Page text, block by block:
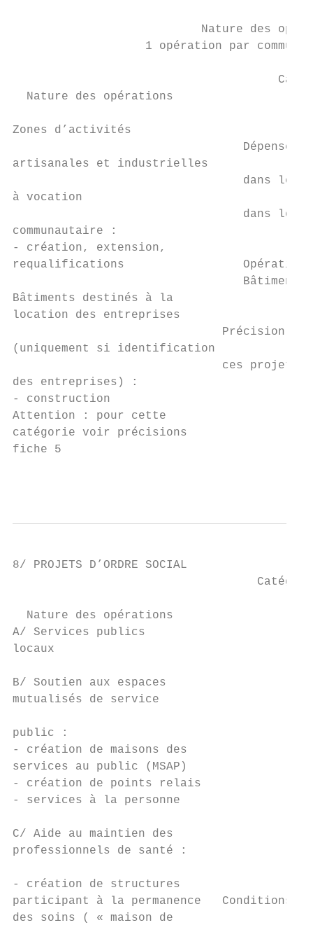
Nature des
1 opération par
Nature des opérations
Zones d’activités
Dépenses
artisanales et industrielles
dans le
à vocation
dans le
communautaire :
- création, extension,
requalifications
Bâtiments destinés à la
location des entreprises
                              Précision :
(uniquement si identification
ces projets
des entreprises) :
- construction
Attention : pour cette
catégorie voir précisions
fiche 5
8/ PROJETS D’ORDRE SOCIAL
Nature des opérations
A/ Services publics
locaux
B/ Soutien aux espaces
mutualisés de service
public :
- création de maisons des
services au public (MSAP)
- création de points relais
- services à la personne
C/ Aide au maintien des
professionnels de santé :
- création de structures
participant à la permanence   Conditions
des soins ( « maison de